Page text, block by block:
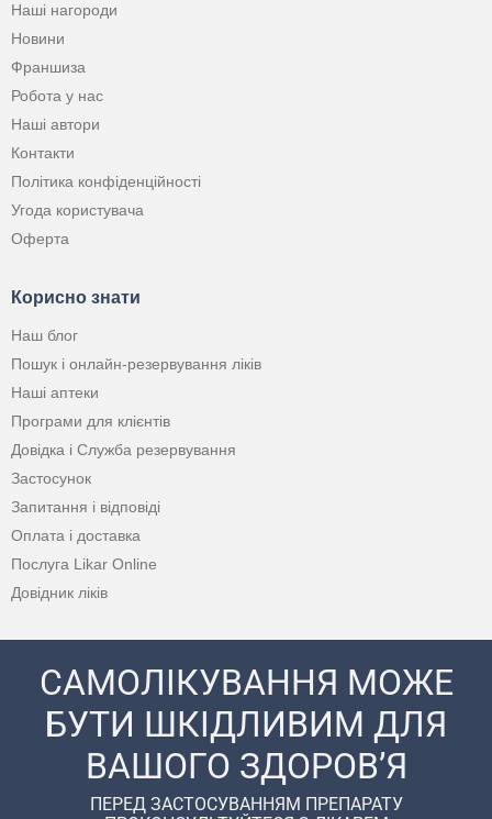
Наші нагороди
Новини
Франшиза
Робота у нас
Наші автори
Контакти
Політика конфіденційності
Угода користувача
Оферта
Корисно знати
Наш блог
Пошук і онлайн-резервування ліків
Наші аптеки
Програми для клієнтів
Довідка і Служба резервування
Застосунок
Запитання і відповіді
Оплата і доставка
Послуга Likar Online
Довідник ліків
САМОЛІКУВАННЯ МОЖЕ
БУТИ ШКІДЛИВИМ ДЛЯ
ВАШОГО ЗДОРОВ’Я
ПЕРЕД ЗАСТОСУВАННЯМ ПРЕПАРАТУ